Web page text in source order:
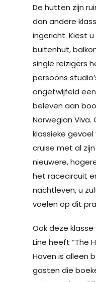
De hutten zijn
dan andere
ingericht. Kiest
buitenhut,
single reizigers
persoons
ongetwijfeld
beleven aan
Norwegian
klassieke
cruise met al
nieuwere,
het racecircuit
nachtleven, u
voelen op dit
Ook deze
Line heeft “The
Haven is alleen
gasten die